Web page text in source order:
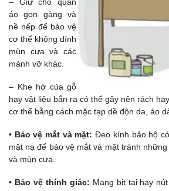
áo gọn gàng và
nề nếp để bảo vệ
cơ thể không dính
mùn cưa và các
mảnh vỡ khác.
– Khe hở của gỗ
hay vật liệu bắn ra có thể gây nên rách
cơ thể bằng cách mặc tạp dề độn da, áo
• Bảo vệ mắt và mặt:Đeo kính bảo hộ
mặt nạ để bảo vệ mắt và mặt tránh
và mùn cưa.
• Bảo vệ thính giác: Mang bịt tai hay